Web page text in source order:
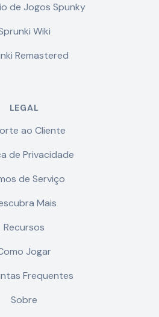
de Jogos Spunky
Wiki
Remastered
LEGAL
ao Cliente
de Privacidade
de Serviço
Mais
Recursos
Jogar
Frequentes
Sobre